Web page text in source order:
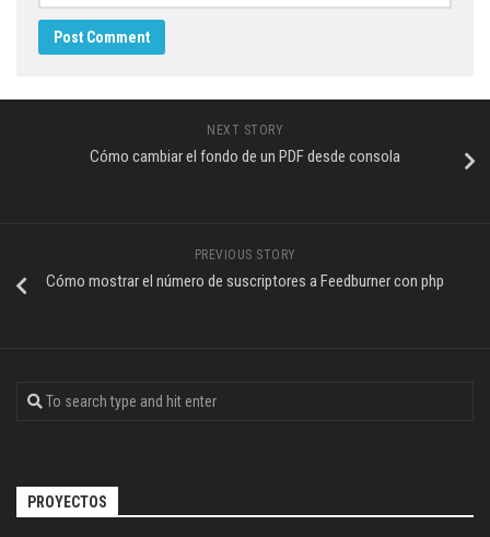
NEXT STORY
Cómo cambiar el fondo de un PDF desde consola
PREVIOUS STORY
Cómo mostrar el número de suscriptores a Feedburner con php
PROYECTOS